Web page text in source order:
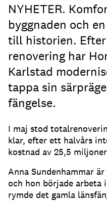
NYHETER.
byggnaden och
till historien.
renovering har
Karlstad
tappa sin
fängelse.
I maj stod
klar, efter ett halvårs
kostnad av 25,5
Anna Sundenhammar
och hon började arbeta
rymde det gamla